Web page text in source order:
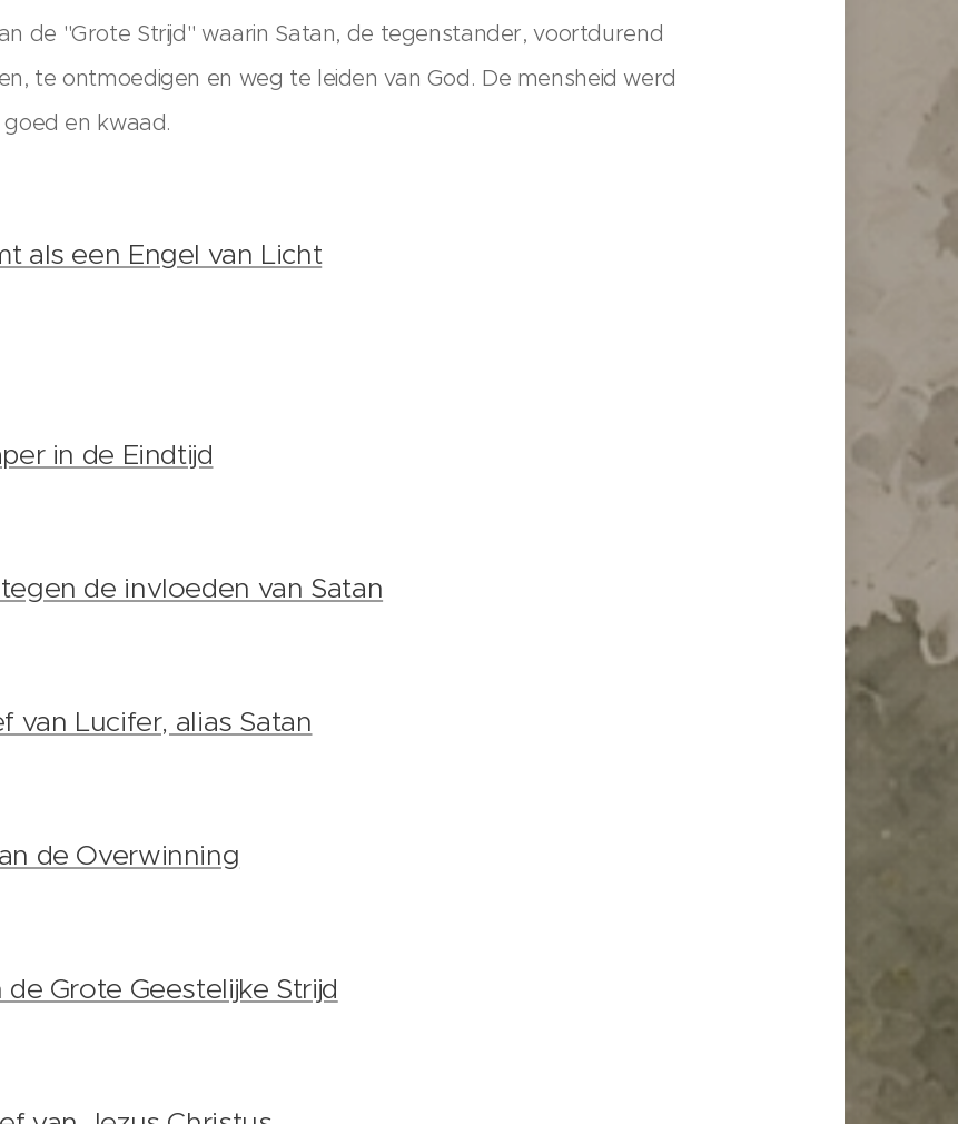
de "Grote Strijd" waarin Satan, de tegenstander, voortdurend
te ontmoedigen en weg te leiden van God. De mensheid werd
en kwaad.
als een Engel van Licht
in de Eindtijd
de invloeden van Satan
van Lucifer, alias Satan
de Overwinning
Grote Geestelijke Strijd